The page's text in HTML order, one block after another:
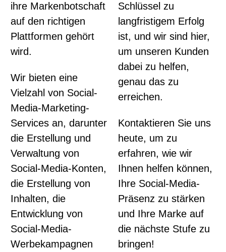
ihre Markenbotschaft
auf den richtigen
Plattformen gehört
wird.
Wir bieten eine
Vielzahl von Social-
Media-Marketing-
Services an, darunter
die Erstellung und
Verwaltung von
Social-Media-Konten,
die Erstellung von
Inhalten, die
Entwicklung von
Social-Media-
Werbekampagnen
Schlüssel zu
langfristigem Erfolg
ist, und wir sind hier,
um unseren Kunden
dabei zu helfen,
genau das zu
erreichen.
Kontaktieren Sie uns
heute, um zu
erfahren, wie wir
Ihnen helfen können,
Ihre Social-Media-
Präsenz zu stärken
und Ihre Marke auf
die nächste Stufe zu
bringen!